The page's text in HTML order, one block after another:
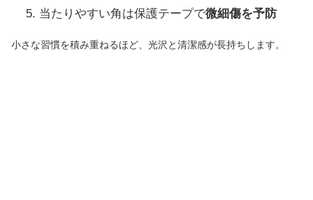
当たりやすい角は保護テープで微細傷を予防
小さな習慣を積み重ねるほど、光沢と清潔感が長持ちします。